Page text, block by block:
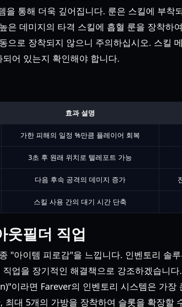
을 통해 더욱 깊어집니다. 룬은 스킬에 부착
은 데미지의 타격 스킬에 흡혈 룬을 장착하
으로 장착되지 않으니 주의하십시오. 스킬
어 있는지 확인해야 합니다.
효과 설명
가한 피해의 일정 %만큼 플레이어 회복
3초 후 원래 위치로 텔레포트 가능
다음 후속 공격의 데미지 증가
스킬 사용 간의 대기 시간 단축
웃필더 직업
"아이템 피로감"을 느낍니다. 인벤토리 솔
업을 장기적인 해결책으로 강조하겠습니다
이라면 Farever의 인벤토리 시스템은 가장
최대 5개의 가방을 장착하여 슬롯을 확장할